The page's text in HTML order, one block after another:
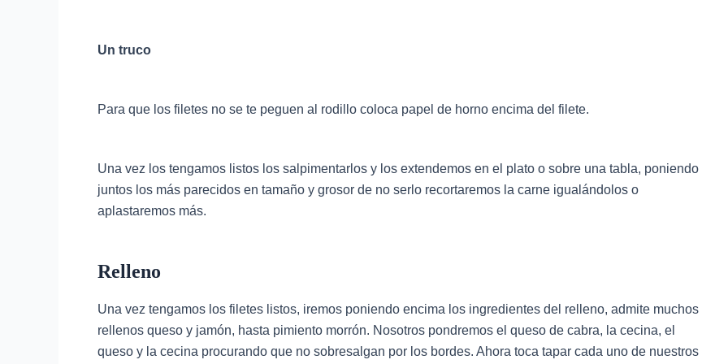
Un truco
Para que los filetes no se te peguen al rodillo coloca papel de horno encima del filete.
Una vez los tengamos listos los salpimentarlos y los extendemos en el plato o sobre una tabla, poniendo
juntos los más parecidos en tamaño y grosor de no serlo recortaremos la carne igualándolos o
aplastaremos más.
Relleno
Una vez tengamos los filetes listos, iremos poniendo encima los ingredientes del relleno, admite muchos
rellenos queso y jamón, hasta pimiento morrón. Nosotros pondremos el queso de cabra, la cecina, el
queso y la cecina procurando que no sobresalgan por los bordes. Ahora toca tapar cada uno de nuestros